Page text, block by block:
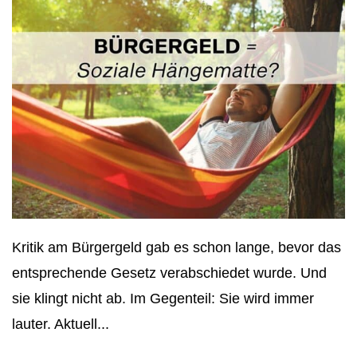
Kritik am Bürgergeld gab es schon lange, bevor das
entsprechende Gesetz verabschiedet wurde. Und
sie klingt nicht ab. Im Gegenteil: Sie wird immer
lauter. Aktuell...